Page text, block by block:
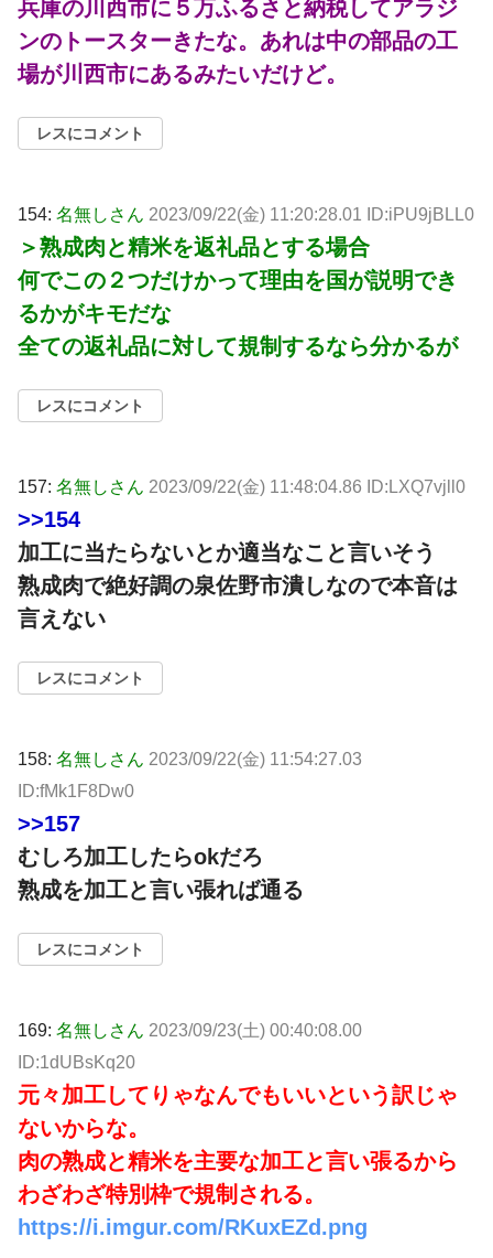
兵庫の川西市に５万ふるさと納税してアラジ
ンのトースターきたな。あれは中の部品の工
場が川西市にあるみたいだけど。
レスにコメント
154: 名無しさん 2023/09/22(金) 11:20:28.01 ID:iPU9jBLL0
＞熟成肉と精米を返礼品とする場合
何でこの２つだけかって理由を国が説明でき
るかがキモだな
全ての返礼品に対して規制するなら分かるが
レスにコメント
157: 名無しさん 2023/09/22(金) 11:48:04.86 ID:LXQ7vjll0
>>154
加工に当たらないとか適当なこと言いそう
熟成肉で絶好調の泉佐野市潰しなので本音は
言えない
レスにコメント
158: 名無しさん 2023/09/22(金) 11:54:27.03
ID:fMk1F8Dw0
>>157
むしろ加工したらokだろ
熟成を加工と言い張れば通る
レスにコメント
169: 名無しさん 2023/09/23(土) 00:40:08.00
ID:1dUBsKq20
元々加工してりゃなんでもいいという訳じゃ
ないからな。
肉の熟成と精米を主要な加工と言い張るから
わざわざ特別枠で規制される。
https://i.imgur.com/RKuxEZd.png